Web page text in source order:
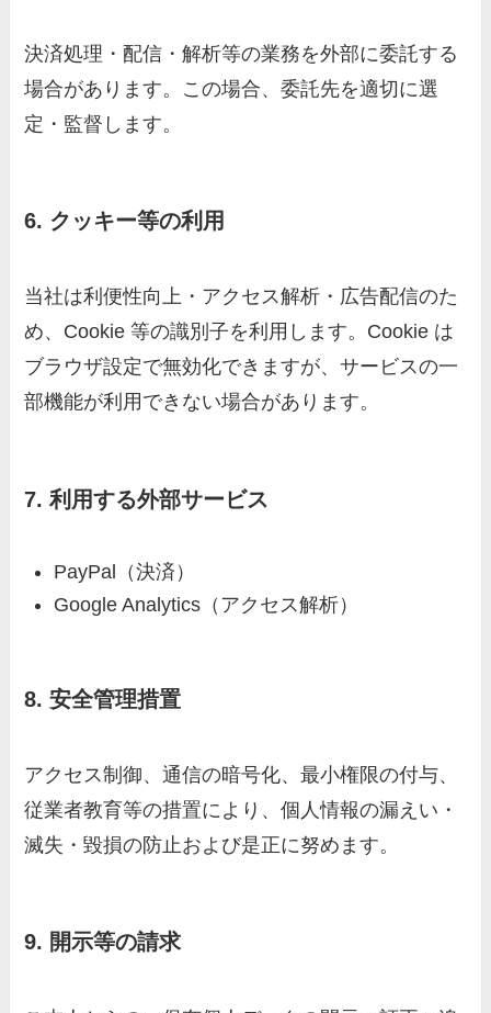
決済処理・配信・解析等の業務を外部に委託する
場合があります。この場合、委託先を適切に選
定・監督します。
6. クッキー等の利用
当社は利便性向上・アクセス解析・広告配信のた
め、Cookie 等の識別子を利用します。Cookie は
ブラウザ設定で無効化できますが、サービスの一
部機能が利用できない場合があります。
7. 利用する外部サービス
PayPal（決済）
Google Analytics（アクセス解析）
8. 安全管理措置
アクセス制御、通信の暗号化、最小権限の付与、
従業者教育等の措置により、個人情報の漏えい・
滅失・毀損の防止および是正に努めます。
9. 開示等の請求